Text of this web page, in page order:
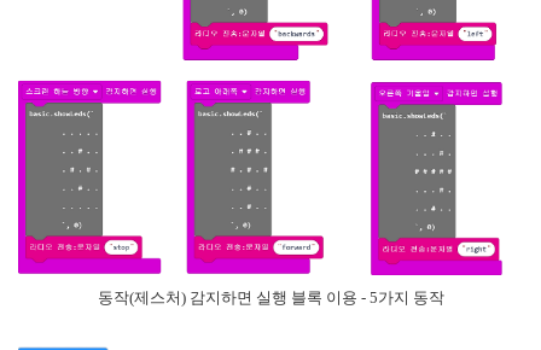
동작(제스처) 감지하면 실행 블록 이용 - 5가지 동작